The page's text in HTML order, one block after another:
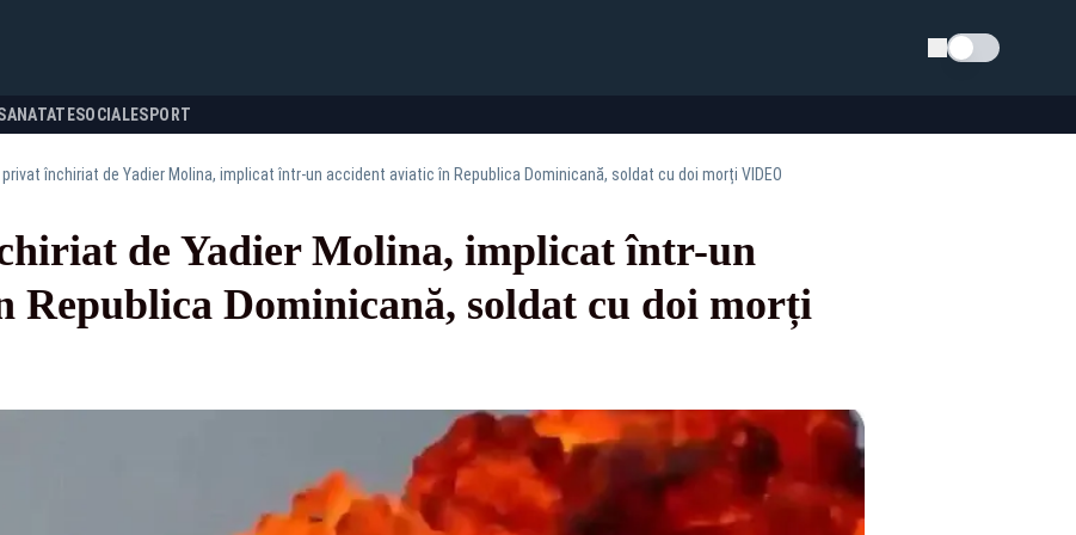
Schimba tema
SOCIALESPORT
închiriat de Yadier Molina, implicat într-un accident aviatic în Republica Dominicană, soldat cu doi morți VIDEO
de Yadier Molina, implicat într-un
Republica Dominicană, soldat cu doi morți